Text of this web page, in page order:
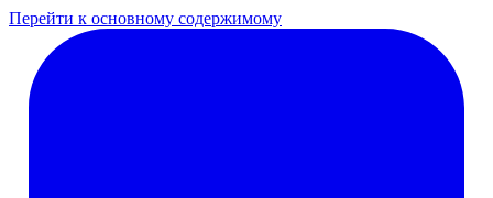
Перейти к основному содержимому